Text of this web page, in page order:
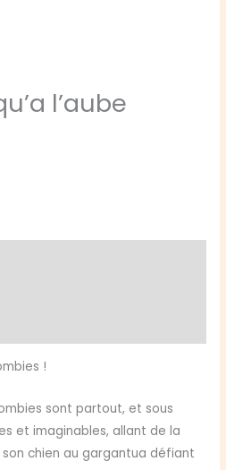
l’aube
!
sont partout, et sous
et imaginables, allant de la
chien au gargantua défiant